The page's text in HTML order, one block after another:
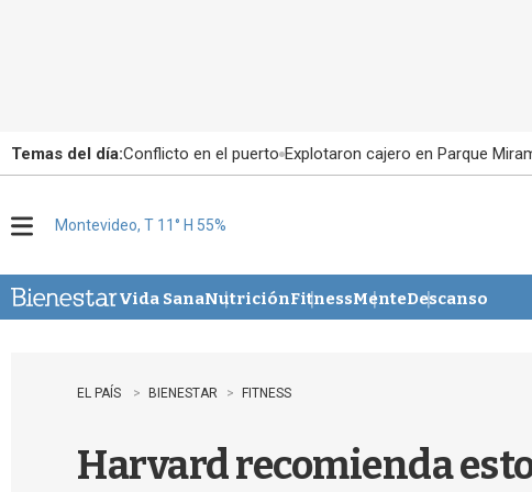
Temas del día:Conflicto en el puerto Explotaron cajero en Parque
u
Montevideo, T 11° H 55%
Vida SanaNutriciónFitnessMenteDescanso
EL PAÍS BIENESTAR FITNESS
Harvard recomienda